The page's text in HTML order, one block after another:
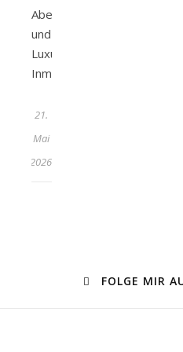
Abenteuer
und
Luxus.
Inmitten…
21.
Mai
2026
FOLGE MIR